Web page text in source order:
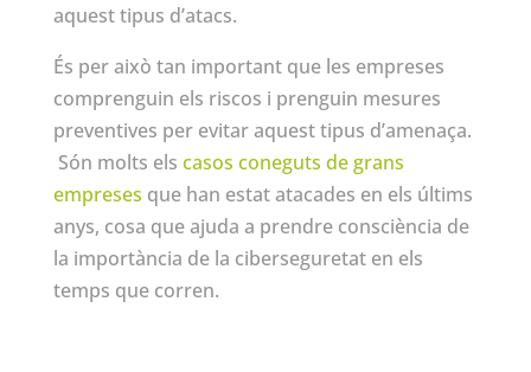
aquest tipus d’atacs.
És per això tan important que les empreses
comprenguin els riscos i prenguin mesures
preventives per evitar aquest tipus d’amenaça.
Són molts els casos coneguts de grans
empreses que han estat atacades en els últims
anys, cosa que ajuda a prendre consciència de
la importància de la ciberseguretat en els
temps que corren.